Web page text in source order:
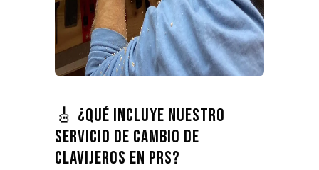
🎸 ¿Qué incluye nuestro
servicio de cambio de
clavijeros en PRS?